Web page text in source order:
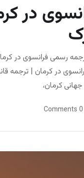
در
رسمی فرانسوی در
در کرمان | ترجمه
کرمان،
0 Comments